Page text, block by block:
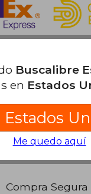
Compra Segura
Buscalibre
en Estados
Estados
Me quedo aquí